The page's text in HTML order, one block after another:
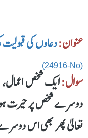
عنوان:دعاوں کی
(24916-No)
سوال:ایک شخص اعمال،
دوسرے شخص پر حیرت ہوتی
تعالیٰ پھر بھی اس